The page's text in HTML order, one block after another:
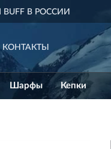
BUFF В РОССИИ
КОНТАКТЫ
Шарфы Кепки